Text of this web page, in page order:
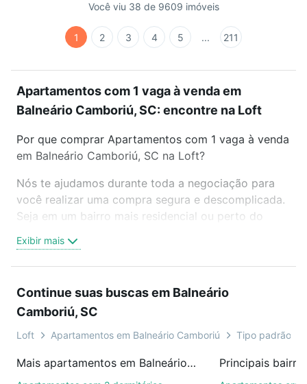
Você viu 38 de 9609 imóveis
1 2 3 4 5 ... 211
Apartamentos com 1 vaga à venda em
Balneário Camboriú, SC: encontre na Loft
Por que comprar Apartamentos com 1 vaga à venda
em Balneário Camboriú, SC na Loft?
Nós te ajudamos durante toda a negociação para
você realizar uma compra segura e descomplicada.
Seja em um bairro mais residencial ou perto do
oferta ideal de Apartamentos com 1 vaga à venda
em Balneário Camboriú, SC para conquistar seu
videochamada, é grátis, sem compromisso e você
ainda conta com mais de 46 mil corretores e
imobiliárias te ajudando na compra, venda ou troca
Exibir mais
Continue suas buscas em Balneário
Camboriú, SC
Loft Apartamentos em Balneário Camboriú Tipo padrão,
Mais apartamentos em Balneário Camboriú, SC